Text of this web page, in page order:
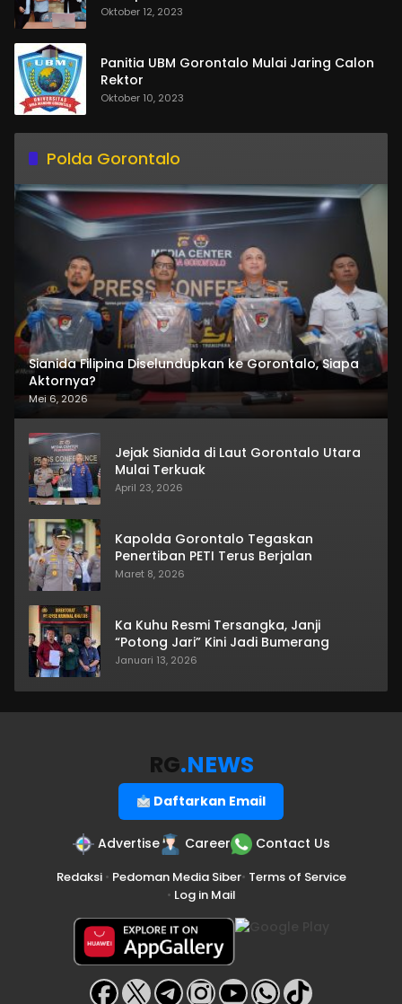
Oktober 12, 2023
Panitia UBM Gorontalo Mulai Jaring Calon
Rektor
Oktober 10, 2023
Polda Gorontalo
Sianida Filipina Diselundupkan ke Gorontalo, Siapa
Aktornya?
Mei 6, 2026
Jejak Sianida di Laut Gorontalo Utara
Mulai Terkuak
April 23, 2026
Kapolda Gorontalo Tegaskan
Penertiban PETI Terus Berjalan
Maret 8, 2026
Ka Kuhu Resmi Tersangka, Janji
“Potong Jari” Kini Jadi Bumerang
Januari 13, 2026
RG.NEWS
Daftarkan Email
Advertise Career Contact Us
Redaksi• Pedoman Media Siber• Terms of Service
• Log in Mail